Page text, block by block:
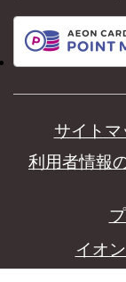
サイトマ
利用者情報
イオ